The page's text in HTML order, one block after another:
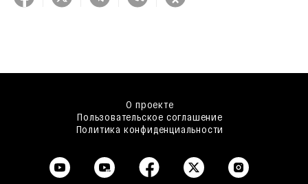
О проекте
Пользовательское соглашение
Политика конфиденциальности